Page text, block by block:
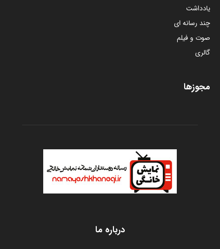
یادداشت
چند رسانه ای
صوت و فیلم
گالری
مجوزها
درباره ما